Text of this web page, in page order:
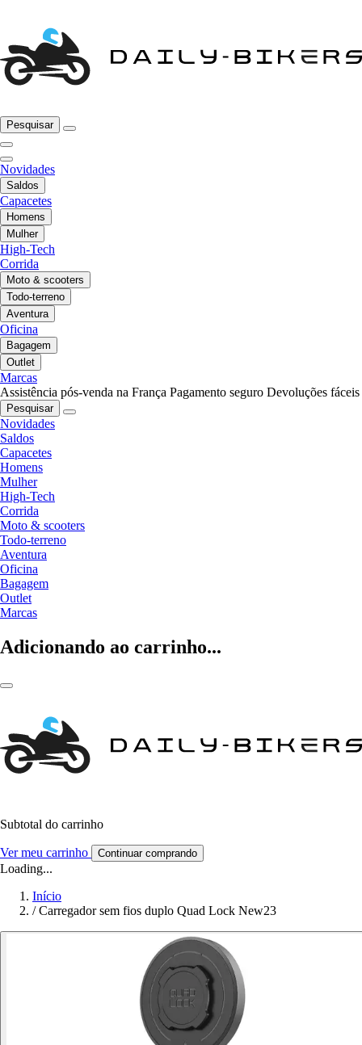
Pesquisar
Novidades
Saldos
Capacetes
Homens
Mulher
High-Tech
Corrida
Moto & scooters
Todo-terreno
Aventura
Oficina
Bagagem
Outlet
Marcas
Assistência pós-venda na França Pagamento seguro Devoluções fáceis
Pesquisar
Novidades
Saldos
Capacetes
Homens
Mulher
High-Tech
Corrida
Moto & scooters
Todo-terreno
Aventura
Oficina
Bagagem
Outlet
Marcas
Adicionando ao carrinho...
Subtotal do carrinho
Ver meu carrinho Continuar comprando
Loading...
Início
/ Carregador sem fios duplo Quad Lock New23